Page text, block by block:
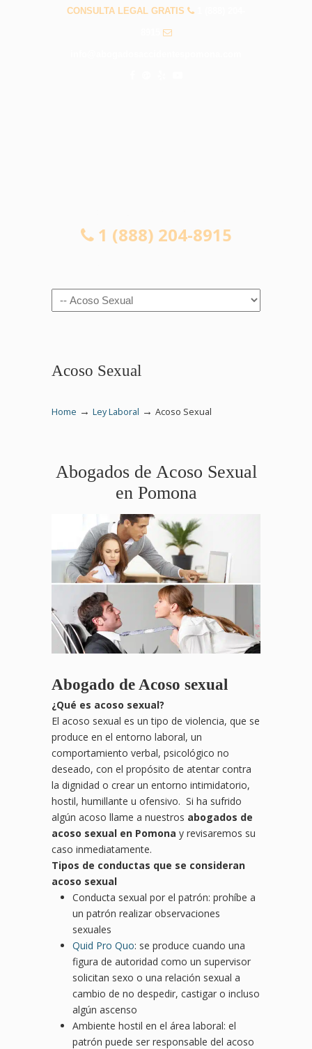
CONSULTA LEGAL GRATIS
1 (888) 204-8915
Navigation
Acoso Sexual
Home → Ley Laboral → Acoso Sexual
Abogados de Acoso Sexual
en Pomona
Abogado de Acoso sexual
¿Qué es acoso sexual?
El acoso sexual es un tipo de violencia, que se
produce en el entorno laboral, un
comportamiento verbal, psicológico no
deseado, con el propósito de atentar contra
la dignidad o crear un entorno intimidatorio,
hostil, humillante u ofensivo. Si ha sufrido
algún acoso llame a nuestros abogados de
acoso sexual en Pomona y revisaremos su
caso inmediatamente.
Tipos de conductas que se consideran
acoso sexual
Conducta sexual por el patrón: prohíbe a
un patrón realizar observaciones
sexuales
Quid Pro Quo: se produce cuando una
figura de autoridad como un supervisor
solicitan sexo o una relación sexual a
cambio de no despedir, castigar o incluso
algún ascenso
Ambiente hostil en el área laboral: el
patrón puede ser responsable del acoso